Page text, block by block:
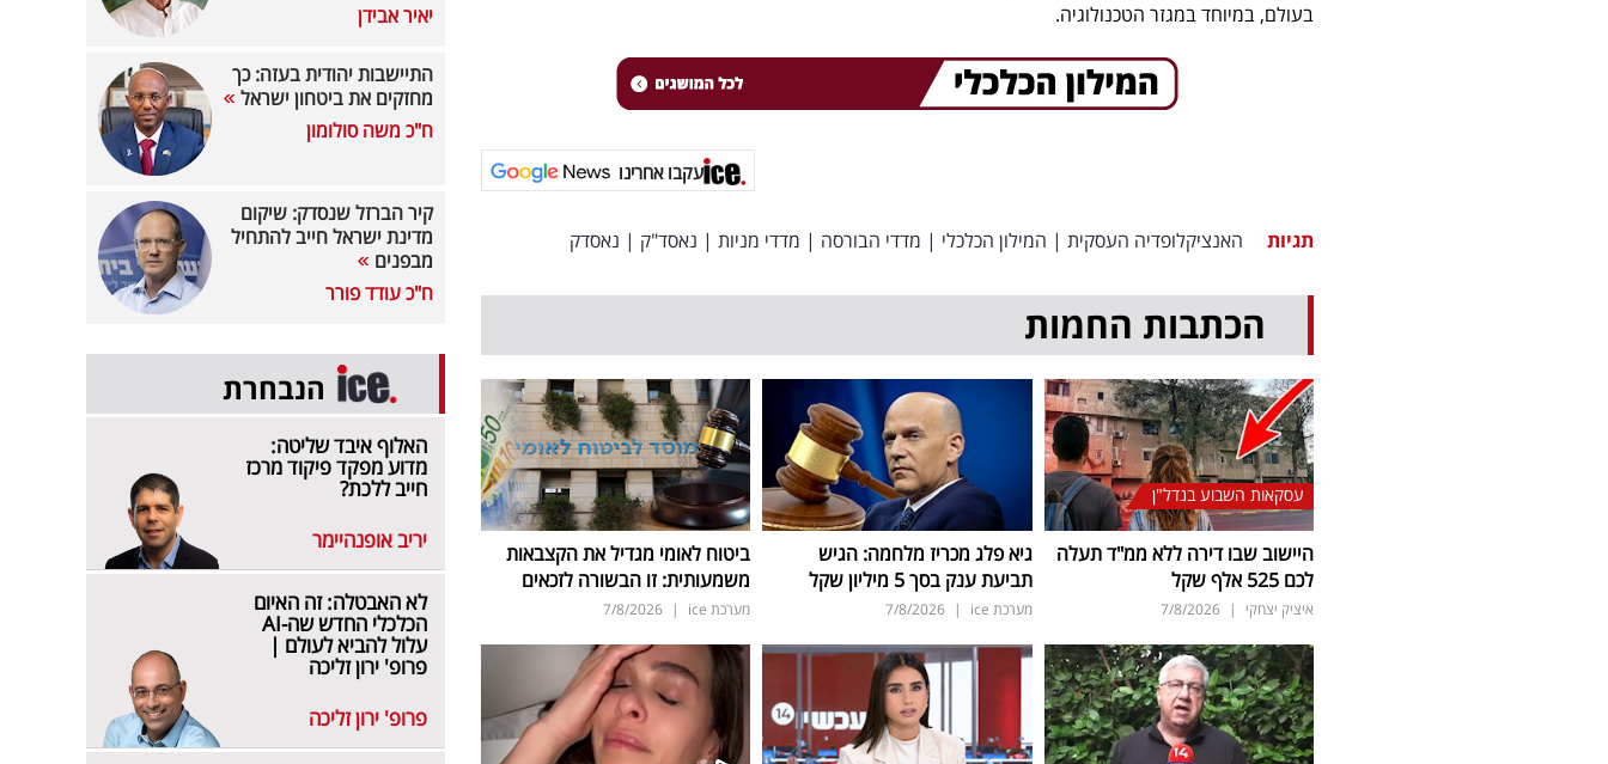
בעולם, במיוחד במגזר הטכנולוגיה.
עקבו אחרינו
תגיות האנציקלופדיה העסקית | המילון הכלכלי | מדדי הבורסה | מדדי מניות | נאסד"ק | נאסדק
הכתבות החמות
עסקאות השבוע בנדל"ן
היישוב שבו דירה ללא ממ"ד תעלה
לכם 525 אלף שקל
איציק יצחקי |
7/8/2026
גיא פלג מכריז מלחמה: הגיש
תביעת ענק בסך 5 מיליון שקל
מערכת ice |
7/8/2026
ביטוח לאומי מגדיל את הקצבאות
משמעותית: זו הבשורה לזכאים
מערכת ice |
7/8/2026
יאיר אבידן
התיישבות יהודית בעזה: כך
מחזקים את ביטחון ישראל
ח"כ משה סולומון
קיר הברזל שנסדק: שיקום
מדינת ישראל חייב להתחיל
מבפנים
ח"כ עודד פורר
הנבחרת
האלוף איבד שליטה:
מדוע מפקד פיקוד מרכז
חייב ללכת?
יריב אופנהיימר
לא האבטלה: זה האיום
הכלכלי החדש שה-AI
עלול להביא לעולם |
פרופ' ירון זליכה
פרופ' ירון זליכה